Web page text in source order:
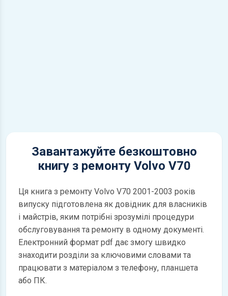
Завантажуйте безкоштовно
книгу з ремонту Volvo V70
Ця книга з ремонту Volvo V70 2001-2003 років
випуску підготовлена як довідник для власників
і майстрів, яким потрібні зрозумілі процедури
обслуговування та ремонту в одному документі.
Електронний формат pdf дає змогу швидко
знаходити розділи за ключовими словами та
працювати з матеріалом з телефону, планшета
або ПК.